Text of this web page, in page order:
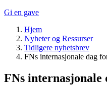
Gi en gave
Hjem
Nyheter og Ressurser
Tidligere nyhetsbrev
FNs internasjonale dag
FNs internasjonale